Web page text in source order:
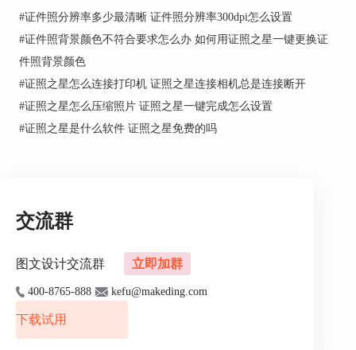
非常的多，像是制作证件照，给证件照更换底色，
进行证件照服装换装，这还只是免费版的部分功
能，其个人版和专业版功能更是强大。
底色的照片导入到证照之星软件中。
图1：照片导入
#证件照分辨率多少最清晰 证件照分辨率300dpi怎么设置
#证件照背景颜色不符合要求怎么办 如何用证照之星一键更换证
件照背景颜色
#证照之星怎么连接打印机 证照之星连接相机总是连接断开
#证照之星怎么压缩照片 证照之星一键完成怎么设置
#证照之星是什么软件 证照之星免费的吗
交流群
图文设计交流群 立即加群
400-8765-888 kefu@makeding.com
下载试用